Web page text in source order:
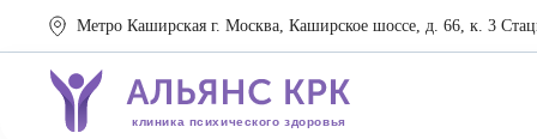
Метро Каширская г. Москва, Каширское шоссе, д. 66, к. 3
клиника психического здоровья